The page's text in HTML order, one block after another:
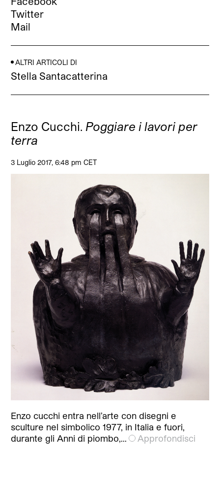
Twitter
Mail
ALTRI ARTICOLI DI
Stella Santacatterina
Enzo Cucchi. Poggiare i lavori per
terra
3 Luglio 2017, 6:48 pm CET
Enzo cucchi entra nell’arte con disegni e
sculture nel simbolico 1977, in Italia e fuori,
durante gli Anni di piombo,…
Approfondisci